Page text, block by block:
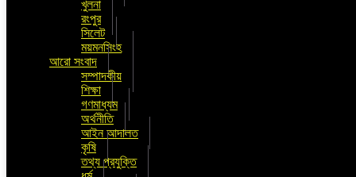
খুলনা
রংপুর
সিলেট
ময়মনসিংহ
আরো সংবাদ
সম্পাদকীয়
শিক্ষা
গণমাধ্যম
অর্থনীতি
আইন আদালত
কৃষি
তথ্য প্রযুক্তি